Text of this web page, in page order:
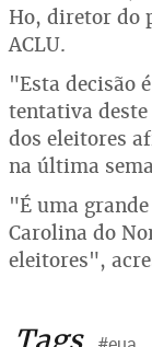
Ho, diretor do
ACLU.
"Esta decisão
tentativa
dos eleitores
na última
"É uma
Carolina do
eleitores",